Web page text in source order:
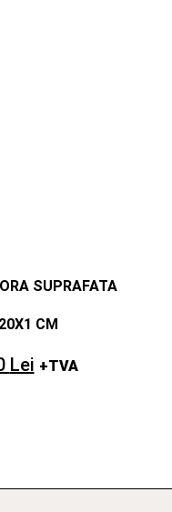
SUPRAFATA
CM
Lei +TVA